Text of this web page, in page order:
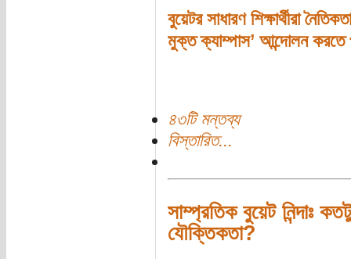
বুয়েটর সাধারণ শিক্ষার্থীরা
মুক্ত ক্যাম্পাস’ আন্দোলন করতে
৪৩টি মন্তব্য
বিস্তারিত...
সাম্প্রতিক বুয়েট নিন্দাঃ
যৌক্তিকতা?